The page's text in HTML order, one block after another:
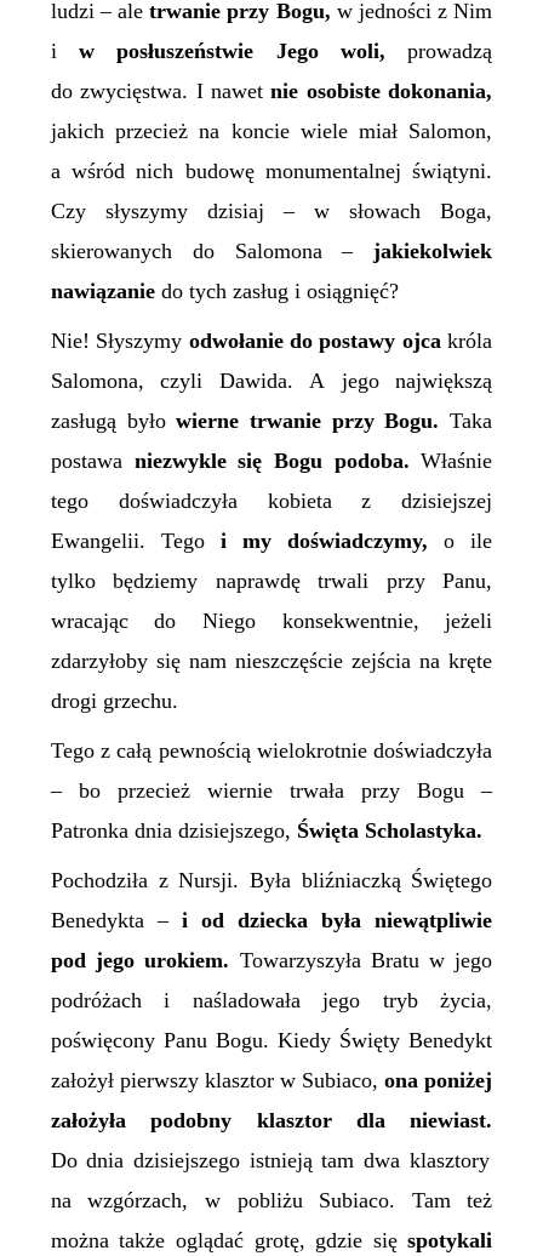
ludzi – aletrwanie przy Bogu, w jedności z Nim
iw posłuszeństwie Jego woli, prowadzą
do zwycięstwa. I nawetnie osobiste dokonania,
jakich przecież na koncie wiele miał Salomon,
a wśród nich budowę monumentalnej świątyni.
Czy słyszymy dzisiaj – w słowach Boga,
skierowanych do Salomona –jakiekolwiek
nawiązaniedo tych zasług i osiągnięć?
Nie! Słyszymy odwołanie do postawy ojcakróla
Salomona, czyli Dawida. A jego największą
zasługą byłowierne trwanie przy Bogu. Taka
postawa niezwykle się Bogu podoba. Właśnie
tego doświadczyła kobieta z dzisiejszej
Ewangelii. Tego i my doświadczymy,o ile
tylko będziemy naprawdę trwali przy Panu,
wracając do Niego konsekwentnie, jeżeli
zdarzyłoby się nam nieszczęście zejścia na kręte
drogi grzechu.
Tego z całą pewnością wielokrotnie doświadczyła
– bo przecież wiernie trwała przy Bogu –
Patronka dnia dzisiejszego, ŚwiętaScholastyka.
Pochodziła z Nursji. Była bliźniaczką Świętego
Benedykta – i od dziecka była niewątpliwie
pod jego urokiem. Towarzyszyła Bratu w jego
podróżach i naśladowała jego tryb życia,
poświęcony Panu Bogu. Kiedy Święty Benedykt
założył pierwszy klasztor w Subiaco,ona poniżej
założyła podobny klasztor dla niewiast.
Do dnia dzisiejszego istnieją tam dwa klasztory
na wzgórzach, w pobliżu Subiaco. Tam też
można także oglądać grotę, gdzie sięspotykali